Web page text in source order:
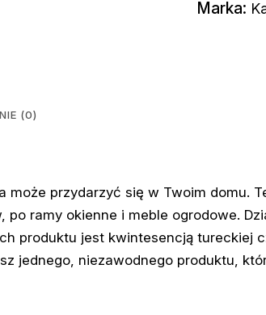
Marka:
(0)
może przydarzyć się w Twoim domu.
ramy okienne i meble ogrodowe.
produktu jest kwintesencją tureckiej
jednego, niezawodnego produktu,